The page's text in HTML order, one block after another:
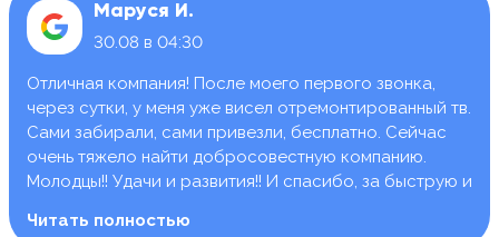
Маруся И.
30.08 в 04:30
Отличная компания! После моего первого звонка,
через сутки, у меня уже висел отремонтированный тв.
Сами забирали, сами привезли, бесплатно. Сейчас
очень тяжело найти добросовестную компанию.
Молодцы!! Удачи и развития!! И спасибо, за быструю и
Читать полностью